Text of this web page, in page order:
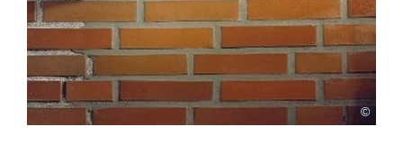
©